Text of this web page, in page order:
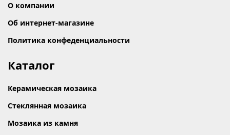
О компании
Об интернет-магазине
Политика конфеденциальности
Каталог
Керамическая мозаика
Стеклянная мозаика
Мозаика из камня